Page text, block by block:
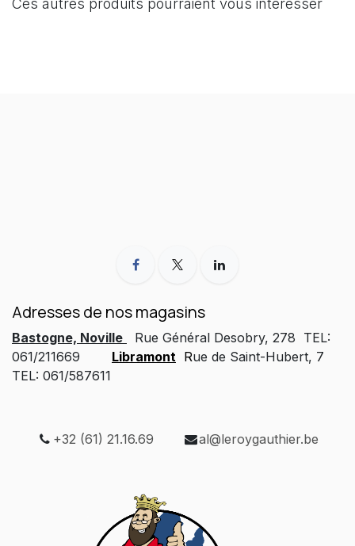
Adresses de nos magasins
Bastogne, Noville
Rue Général Desobry, 278 TEL:
061/211669
Libramont Rue de Saint-Hubert, 7
TEL: 061/587611
+32 (61) 21.16.69 al@leroygauthier.be